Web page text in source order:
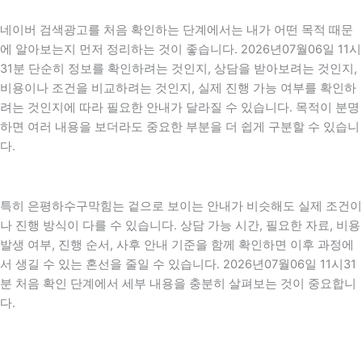
네이버 검색광고를 처음 확인하는 단계에서는 내가 어떤 목적 때문
에 알아보는지 먼저 정리하는 것이 좋습니다. 2026년07월06일 11시
31분 단순히 정보를 확인하려는 것인지, 상담을 받아보려는 것인지,
비용이나 조건을 비교하려는 것인지, 실제 진행 가능 여부를 확인하
려는 것인지에 따라 필요한 안내가 달라질 수 있습니다. 목적이 분명
하면 여러 내용을 보더라도 중요한 부분을 더 쉽게 구분할 수 있습니
다.
특히 은평하수구막힘는 겉으로 보이는 안내가 비슷해도 실제 조건이
나 진행 방식이 다를 수 있습니다. 상담 가능 시간, 필요한 자료, 비용
발생 여부, 진행 순서, 사후 안내 기준을 함께 확인하면 이후 과정에
서 생길 수 있는 혼선을 줄일 수 있습니다. 2026년07월06일 11시31
분 처음 확인 단계에서 세부 내용을 충분히 살펴보는 것이 중요합니
다.